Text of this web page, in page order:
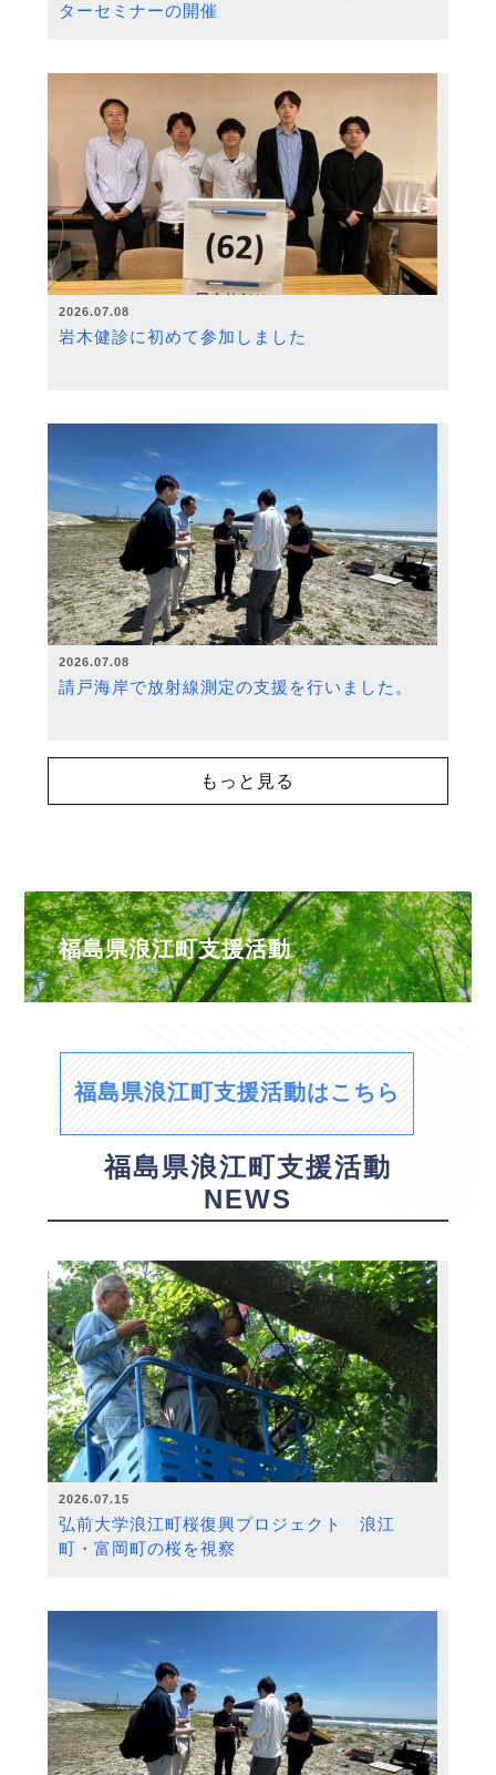
ターセミナーの開催
2026.07.08
岩木健診に初めて参加しました
2026.07.08
請戸海岸で放射線測定の支援を行いました。
もっと見る
福島県浪江町支援活動
福島県浪江町支援活動はこちら
福島県浪江町支援活動
NEWS
2026.07.15
弘前大学浪江町桜復興プロジェクト 浪江
町・富岡町の桜を視察